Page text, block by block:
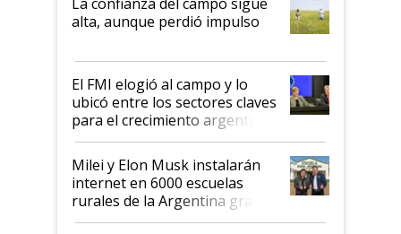
Juan Félix Rossetti, el libertario
que de una dura crisis salió
de Milei
alta, aunque perdió impulso
El FMI elogió al campo y lo
ubicó entre los sectores claves
para el crecimiento argentino
Milei y Elon Musk instalarán
internet en 6000 escuelas
rurales de la Argentina gracias
a un acuerdo con Starlink